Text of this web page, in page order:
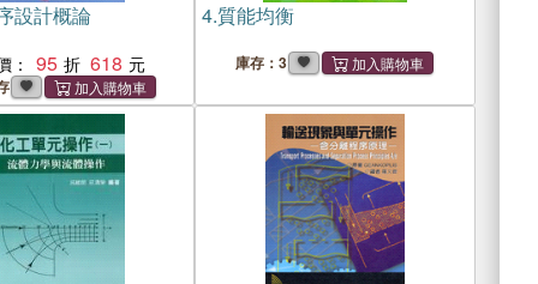
設計概論
： 95 618
4.質能均衡
庫存：3